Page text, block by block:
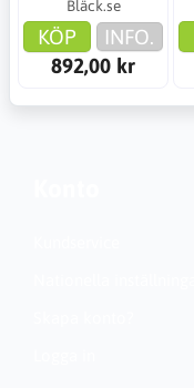
Bläck.se
KÖP
INFO.
892,00 kr